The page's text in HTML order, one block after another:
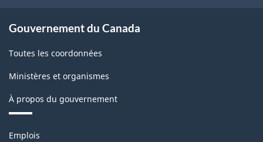
Gouvernement du Canada
Toutes les coordonnées
Ministères et organismes
À propos du gouvernement
Thèmes
Emplois